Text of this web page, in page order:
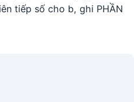
tiếp số cho b, ghi PHẦN